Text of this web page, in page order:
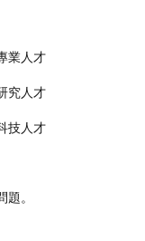
業人才
究人才
技人才
。